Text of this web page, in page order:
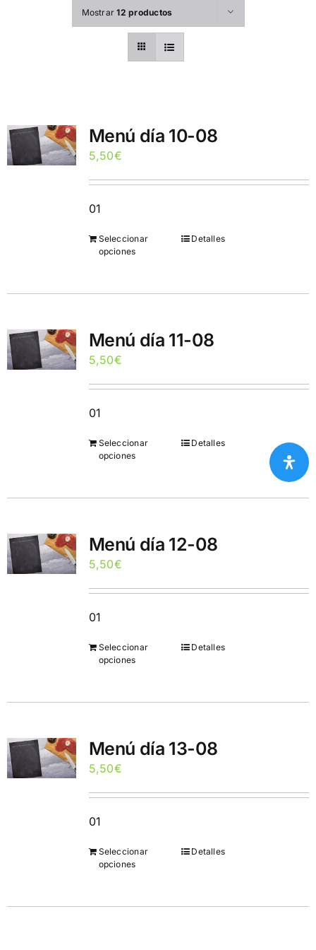
Mostrar12 productos
Menú día 10-08
5,50€
01
Seleccionar
opciones
Detalles
Menú día 11-08
5,50€
01
Seleccionar
opciones
Detalles
Menú día 12-08
5,50€
01
Seleccionar
opciones
Detalles
Menú día 13-08
5,50€
01
Seleccionar
opciones
Detalles